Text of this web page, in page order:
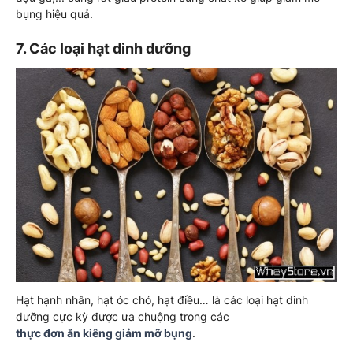
bụng hiệu quả.
7. Các loại hạt dinh dưỡng
Hạt hạnh nhân, hạt óc chó, hạt điều… là các loại hạt dinh
dưỡng cực kỳ được ưa chuộng trong các
thực đơn ăn kiêng giảm mỡ bụng.